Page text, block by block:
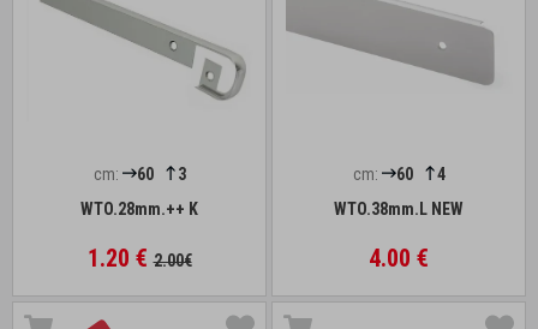
cm: 60
3
WTO.28mm.++ K
1.20 €2.00€
cm: 60
4
WTO.38mm.L NEW
4.00 €